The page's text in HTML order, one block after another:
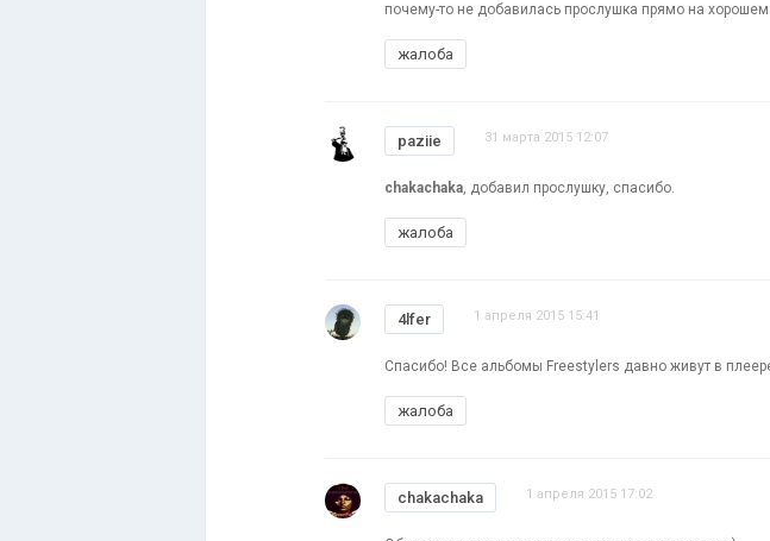
почему-то не добавилась прослушка прямо на хорошем
жалоба
paziie 31 марта 2015 12:07
chakachaka, добавил прослушку, спасибо.
жалоба
4lfer 1 апреля 2015 15:41
Спасибо! Все альбомы Freestylers давно живут в
жалоба
chakachaka 1 апреля 2015 17:02